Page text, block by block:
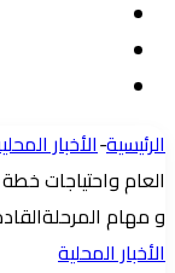
جانبيالرئيسية-الأخبار
العام واحتياجات
و مهام
الأخبار المحلية